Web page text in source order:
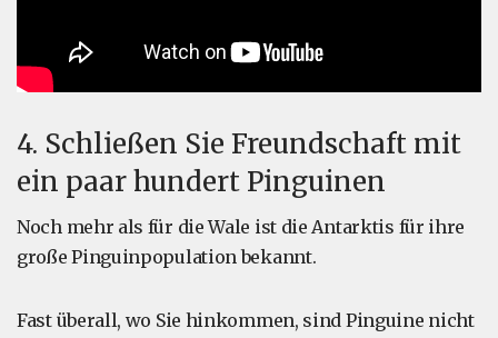
4. Schließen Sie Freundschaft mit
ein paar hundert Pinguinen
Noch mehr als für die Wale ist die Antarktis für ihre
große Pinguinpopulation bekannt.
Fast überall, wo Sie hinkommen, sind Pinguine nicht